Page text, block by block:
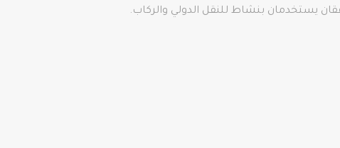
يستخدمان بنشاط للنقل الدولي والركاب.